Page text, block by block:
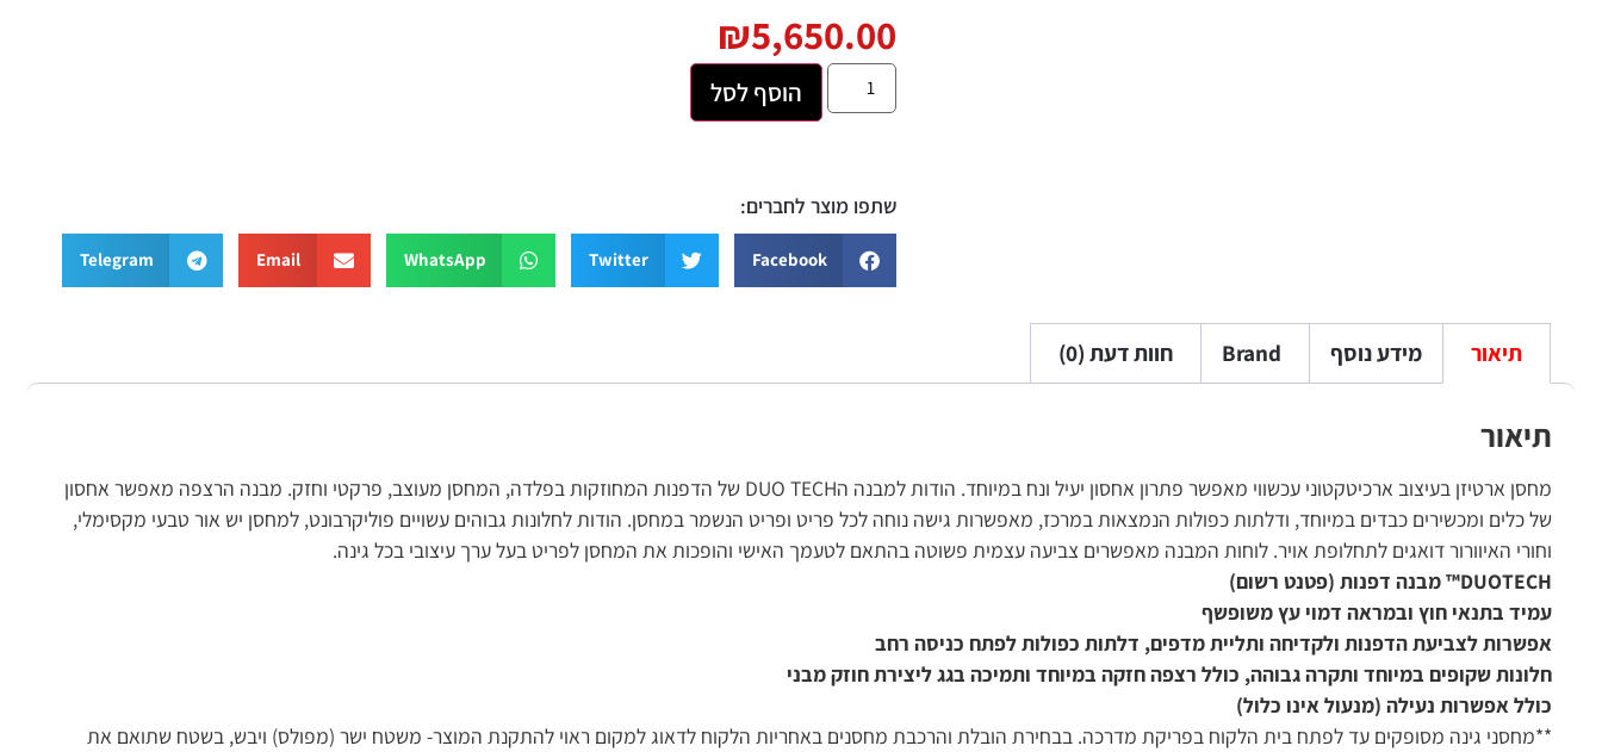
₪5,650.00
הוסף לסל
שתפו מוצר לחברים:
Facebook
Twitter
WhatsApp
Email
Telegram
תיאור מידע נוסף Brand חוות דעת (0)
תיאור
מחסן ארטיזן בעיצוב ארכיטקטוני עכשווי מאפשר פתרון אחסון יעיל ונח במיוחד. הודות למבנה הDUOTECH
של הדפנות המחוזקות בפלדה, המחסן מעוצב, פרקטי וחזק. מבנה הרצפה מאפשר אחסון
של כלים ומכשירים כבדים במיוחד, ודלתות כפולות הנמצאות במרכז, מאפשרות גישה נוחה לכל פריט ופריט הנשמר במחסן. הודות לחלונות גבוהים עשויים פוליקרבונט, למחסן יש אור טבעי מקסימלי,
וחורי האיוורור דואגים לתחלופת אויר. לוחות המבנה מאפשרים צביעה עצמית פשוטה בהתאם לטעמך האישי והופכות את המחסן לפריט בעל ערך עיצובי בכל גינה.
DUOTECH™ מבנה דפנות (פטנט רשום)
עמיד בתנאי חוץ ובמראה דמוי עץ משופשף
אפשרות לצביעת הדפנות ולקדיחה ותליית מדפים, דלתות כפולות לפתח כניסה רחב
חלונות שקופים במיוחד ותקרה גבוהה, כולל רצפה חזקה במיוחד ותמיכה בגג ליצירת חוזק מבני
כולל אפשרות נעילה (מנעול אינו כלול)
**מחסני גינה מסופקים עד לפתח בית הלקוח בפריקת מדרכה. בבחירת הובלת והרכבת מחסנים באחריות הלקוח לדאוג למקום ראוי להתקנת המוצר- משטח ישר (מפולס) ויבש, בשטח שתואם את